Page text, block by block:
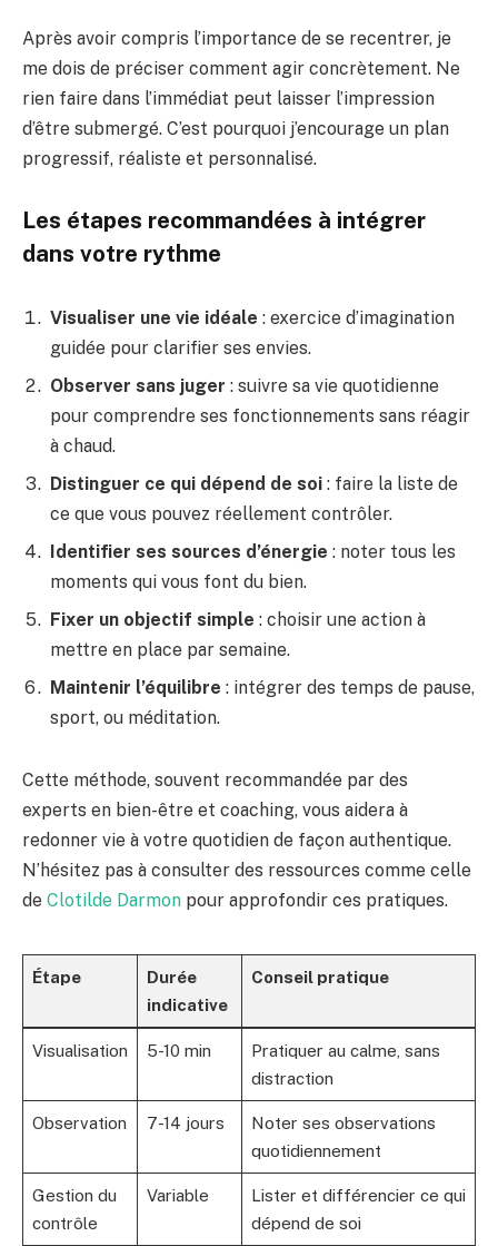
Après avoir compris l’importance de se recentrer, je
me dois de préciser comment agir concrètement. Ne
rien faire dans l’immédiat peut laisser l’impression
d’être submergé. C’est pourquoi j’encourage un plan
progressif, réaliste et personnalisé.
Les étapes recommandées à intégrer
dans votre rythme
Visualiser une vie idéale : exercice d’imagination
guidée pour clarifier ses envies.
Observer sans juger : suivre sa vie quotidienne
pour comprendre ses fonctionnements sans réagir
à chaud.
Distinguer ce qui dépend de soi : faire la liste de
ce que vous pouvez réellement contrôler.
Identifier ses sources d’énergie : noter tous les
moments qui vous font du bien.
Fixer un objectif simple : choisir une action à
mettre en place par semaine.
Maintenir l’équilibre : intégrer des temps de pause,
sport, ou méditation.
Cette méthode, souvent recommandée par des
experts en bien-être et coaching, vous aidera à
redonner vie à votre quotidien de façon authentique.
N’hésitez pas à consulter des ressources comme celle
de Clotilde Darmon pour approfondir ces pratiques.
Étape
Durée
indicative
Conseil pratique
Visualisation 5-10 min
Pratiquer au calme, sans
distraction
Observation 7-14 jours
Noter ses observations
quotidiennement
Gestion du
contrôle
Variable
Lister et différencier ce qui
dépend de soi